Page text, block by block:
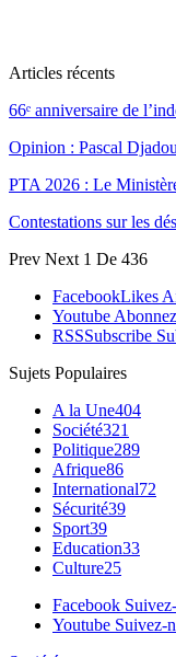
Articles récents
66ᵉ anniversaire de
Opinion : Pascal
PTA 2026 : Le
Contestations sur les
Prev Next 1 De 436
FacebookLikes
Youtube
RSSSubscribe
Sujets Populaires
A la Une404
Société321
Politique289
Afrique86
International72
Sécurité39
Sport39
Education33
Culture25
Facebook
Youtube Suivez-